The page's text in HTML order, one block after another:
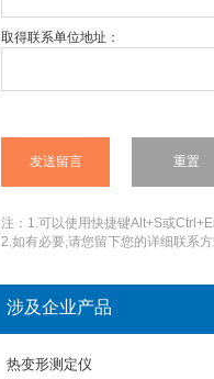
取得联系单位地址：
注：1.可以使用快捷键Alt+S或
2.如有必要,请您留下您的详细联系
涉及企业产品
热变形测定仪